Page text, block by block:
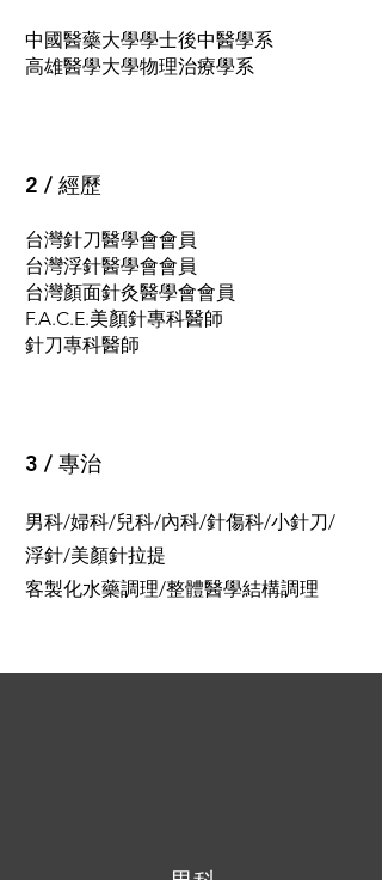
中國醫藥大學學士後中醫學系
高雄醫學大學物理治療學系
2 / 經歷
台灣針刀醫學會會員
台灣浮針醫學會會員
台灣顏面針灸醫學會會員
F.A.C.E.美顏針專科醫師
針刀專科醫師
3 / 專治
男科/婦科/兒科/內科/針傷科/小針刀/
浮針/美顏針拉提
客製化水藥調理/整體醫學結構調理